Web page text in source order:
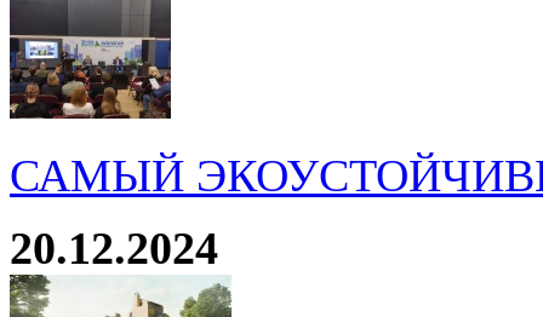
САМЫЙ
20.12.2024